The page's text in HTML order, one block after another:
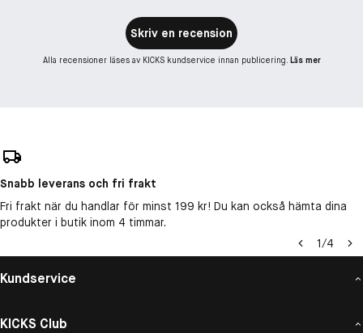
Skriv en recension
Alla recensioner läses av KICKS kundservice innan publicering. Läs mer
Snabb leverans och fri frakt
Fri frakt när du handlar för minst 199 kr! Du kan också hämta dina
produkter i butik inom 4 timmar.
1/4
Kundservice
KICKS Club